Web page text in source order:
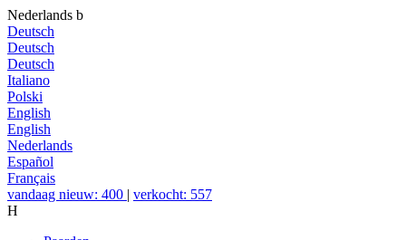
Nederlands b
Deutsch
Deutsch
Deutsch
Italiano
Polski
English
English
Nederlands
Español
Français
vandaag nieuw: 400 | verkocht: 557
H